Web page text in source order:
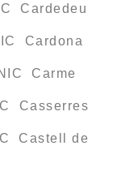
Cardedeu
Cardona
Carme
Casserres
Castell de